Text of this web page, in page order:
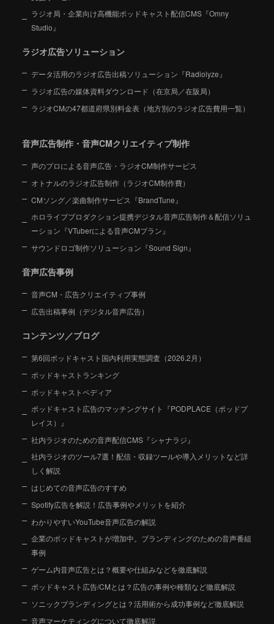
ラジオ局・企業向け高機能ポッドキャスト配信CMS『Omny
Studio』
ラジオ広告ソリューション
データ活用のラジオ広告出稿ソリューション『Radiolyze』
ラジオ広告の媒体資料ダウンロード（在京局／在阪局）
ラジオCMの47都道府県別料金表（地方別のラジオ広告費用一覧）
音声広告制作・音声CMクリエイティブ制作
声のプロによる音声広告・ラジオCM制作サービス
オトナルのラジオ広告制作（ラジオCM制作費）
CMソング／楽曲制作サービス『BrandTune』
ホロライブプロダクション提携デジタル音声広告制作＆配信ソリュ
ーション 『VTuberによる音声CMプラン』
サウンドロゴ制作ソリューション『Sound Sign』
音声広告事例
音声CM・広告クリエイティブ事例
広告出稿事例（デジタル音声広告）
コンテンツ／ブログ
第6回ポッドキャスト国内利用実態調査（2026.2月）
ポッドキャストランキング
ポッドキャストペディア
ポッドキャスト広告のマッチングサイト『PODPLACE（ポッドプ
レイス）』
社内ラジオのための音声配信CMS『シャナラジ』
社内ラジオのツール7選！配信・収録ツールや導入メリットなど詳
しく解説
はじめての音声広告のすすめ
Spotify広告を解説！広告事例やメリットを紹介
わかりやすいYouTube音声広告の解説
企業のポッドキャストが増加中。ブランディングのための音声番組
事例
ゲーム内音声広告とは？概要や仕組みなどを徹底解説
ポッドキャスト広告/CMとは？広告の事例や種類など徹底解説
ソニックブランディングとは？活用術から成功事例など徹底解説
音声マーケティングについて徹底解説